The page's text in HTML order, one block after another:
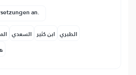
an.
السعدي ابن كثير الطبري